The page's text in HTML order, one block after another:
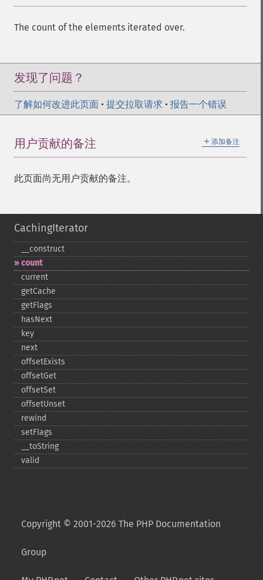
The count of the elements iterated over.
发现了问题？
了解如何改进此页面 • 提交拉取请求 • 报告一个错误
＋ 添加备注
用户贡献的备注
此页面尚无用户贡献的备注。
CachingIterator
_​_​construct
count
current
getCache
getFlags
hasNext
key
next
offsetExists
offsetGet
offsetSet
offsetUnset
rewind
setFlags
_​_​toString
valid
Copyright © 2001-2026 The PHP Documentation
Group